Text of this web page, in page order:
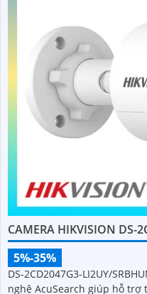
CAMERA HIKVISION DS-
5%-35%
DS-2CD2047G3-LI2UY/
nghệ AcuSearch giúp hỗ